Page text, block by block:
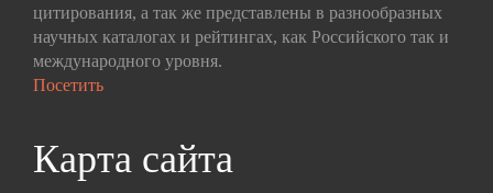
цитирования, а так же представлены в разнообразных
научных каталогах и рейтингах, как Российского так и
международного уровня.
Посетить
Карта сайта